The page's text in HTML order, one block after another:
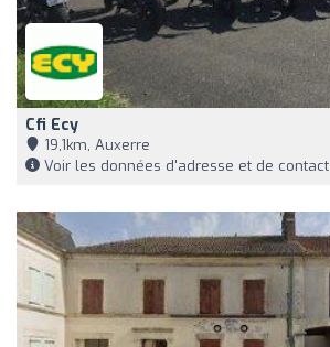
Cfi Ecy
19,1km, Auxerre
Voir les données d'adresse et de contact